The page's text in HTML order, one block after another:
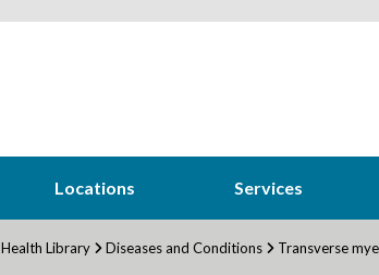
Locations Services
Health Library Diseases and Conditions Transverse